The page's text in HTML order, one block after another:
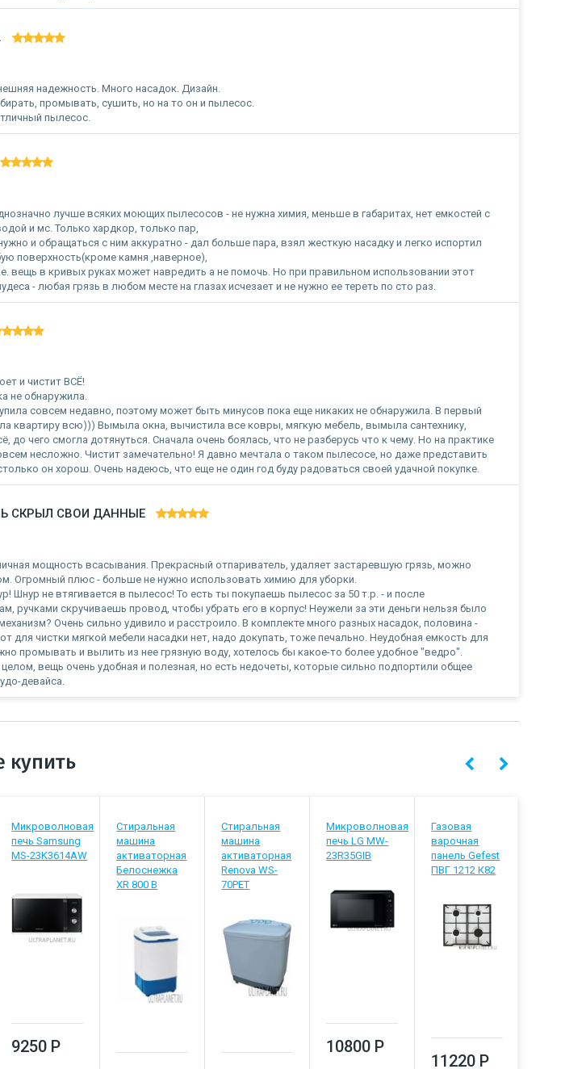
надежность. Много насадок. Дизайн.
промывать, сушить, но на то он и пылесос.
пылесос.
лучше всяких моющих пылесосов - не нужна химия, меньше в габаритах, нет емкостей с
и мс. Только хардкор, только пар,
и обращаться с ним аккуратно - дал больше пара, взял жесткую насадку и легко испортил
поверхность(кроме камня ,наверное),
вещь в кривых руках может навредить а не помочь. Но при правильном использовании этот
- любая грязь в любом месте на глазах исчезает и не нужно ее тереть по сто раз.
и чистит ВСЁ!
не обнаружила.
совсем недавно, поэтому может быть минусов пока еще никаких не обнаружила. В первый
квартиру всю))) Вымыла окна, вычистила все ковры, мягкую мебель, вымыла сантехнику,
до чего смогла дотянуться. Сначала очень боялась, что не разберусь что к чему. Но на практике
несложно. Чистит замечательно! Я давно мечтала о таком пылесосе, но даже представить
он хорош. Очень надеюсь, что еще не один год буду радоваться своей удачной покупке.
СКРЫЛ СВОИ ДАННЫЕ
мощность всасывания. Прекрасный отпариватель, удаляет застаревшую грязь, можно
Огромный плюс - больше не нужно использовать химию для уборки.
Шнур не втягивается в пылесос! То есть ты покупаешь пылесос за 50 т.р. - и после
ручками скручиваешь провод, чтобы убрать его в корпус! Неужели за эти деньги нельзя было
Очень сильно удивило и расстроило. В комплекте много разных насадок, половина -
для чистки мягкой мебели насадки нет, надо докупать, тоже печально. Неудобная емкость для
промывать и вылить из нее грязную воду, хотелось бы какое-то более удобное "ведро".
вещь очень удобная и полезная, но есть недочеты, которые сильно подпортили общее
девайса.
купить
Микроволновая
печь Samsung
MS-23K3614AW
9250 Р
Стиральная
машина
активаторная
Белоснежка
XR 800 B
Стиральная
машина
активаторная
Renova WS-
70PET
Микроволновая
печь LG MW-
23R35GIB
10800 Р
Газовая
варочная
панель Gefest
ПВГ 1212 К82
11220 Р